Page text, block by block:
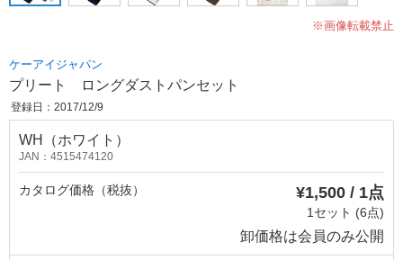
※画像転載禁止
ケーアイジャパン
プリート ロングダストパンセット
登録日：2017/12/9
WH（ホワイト）
JAN：4515474120
カタログ価格（税抜） ¥1,500 / 1点
1セット (6点)
卸価格は会員のみ公開